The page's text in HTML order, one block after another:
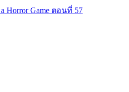
Horror Game ตอนที่ 57